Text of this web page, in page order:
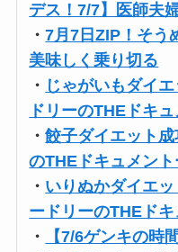
デス！7/7】医師夫
・7月7日ZIP！そう
美味しく乗り切る
・ じゃがいもダイ
ドリーのTHEドキ
・餃子ダイエット
のTHEドキュメント
・ いりぬかダイエ
ードリーのTHEドキ
・
【7/6ゲンキの時